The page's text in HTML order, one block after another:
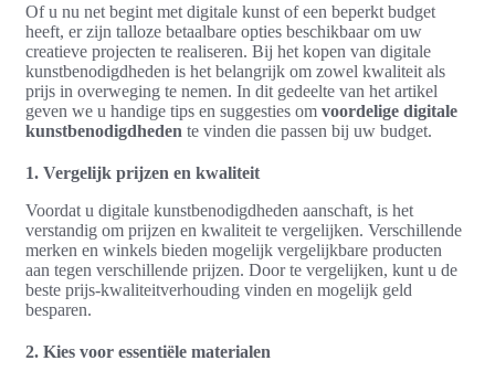
Of u nu net begint met digitale kunst of een beperkt budget
heeft, er zijn talloze betaalbare opties beschikbaar om uw
creatieve projecten te realiseren. Bij het kopen van digitale
kunstbenodigdheden is het belangrijk om zowel kwaliteit als
prijs in overweging te nemen. In dit gedeelte van het artikel
geven we u handige tips en suggesties om voordelige digitale
kunstbenodigdheden te vinden die passen bij uw budget.
1. Vergelijk prijzen en kwaliteit
Voordat u digitale kunstbenodigdheden aanschaft, is het
verstandig om prijzen en kwaliteit te vergelijken. Verschillende
merken en winkels bieden mogelijk vergelijkbare producten
aan tegen verschillende prijzen. Door te vergelijken, kunt u de
beste prijs-kwaliteitverhouding vinden en mogelijk geld
besparen.
2. Kies voor essentiële materialen